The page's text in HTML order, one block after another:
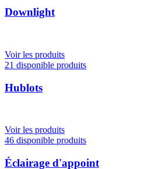
Downlight
Voir les produits
21 disponible produits
Hublots
Voir les produits
46 disponible produits
Éclairage d'appoint